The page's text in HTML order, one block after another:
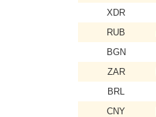
XDR
RUB
BGN
ZAR
BRL
CNY